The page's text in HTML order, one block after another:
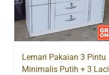
Lemari Pakaian 3 Pintu
Minimalis Putih + 3 Laci